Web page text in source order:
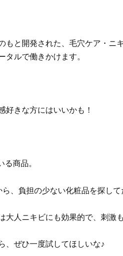
もと開発された、毛穴ケア・ニ
タルで働きかけます。
好きな方にはいいかも！
商品。
、負担の少ない化粧品を探して
大人ニキビにも効果的で、刺激
、ぜひ一度試してほしいな♪